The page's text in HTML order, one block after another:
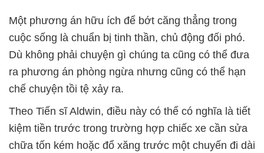
Một phương án hữu ích để bớt căng thẳng trong
cuộc sống là chuẩn bị tinh thần, chủ động đối phó.
Dù không phải chuyện gì chúng ta cũng có thể đưa
ra phương án phòng ngừa nhưng cũng có thể hạn
chế chuyện tồi tệ xảy ra.
Theo Tiến sĩ Aldwin, điều này có thể có nghĩa là tiết
kiệm tiền trước trong trường hợp chiếc xe cần sửa
chữa tốn kém hoặc đổ xăng trước một chuyến đi dài